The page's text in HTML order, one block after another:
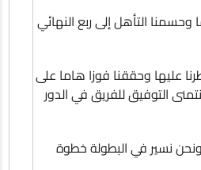
التأهل إلى ربع النهائي
عليها وحققنا فوزا هاما على
التوفيق للفريق في الدور
نسير في البطولة خطوة